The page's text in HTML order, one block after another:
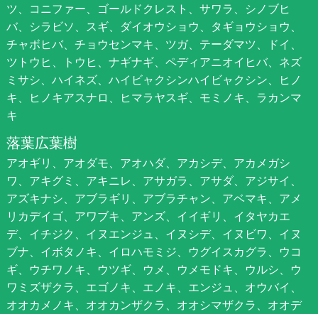
ツ、コニファー、ゴールドクレスト、サワラ、シノブヒ
バ、シラビソ、スギ、ダイオウショウ、タギョウショウ、
チャボヒバ、チョウセンマキ、ツガ、テーダマツ、ドイ、
ツトウヒ、トウヒ、ナギナギ、ペディアニオイヒバ、ネズ
ミサシ、ハイネズ、ハイビャクシンハイビャクシン、ヒノ
キ、ヒノキアスナロ、ヒマラヤスギ、モミノキ、ラカンマ
キ
落葉広葉樹
アオギリ、アオダモ、アオハダ、アカシデ、アカメガシ
ワ、アキグミ、アキニレ、アサガラ、アサダ、アジサイ、
アズキナシ、アブラギリ、アブラチャン、アベマキ、アメ
リカデイゴ、アワブキ、アンズ、イイギリ、イタヤカエ
デ、イチジク、イヌエンジュ、イヌシデ、イヌビワ、イヌ
ブナ、イボタノキ、イロハモミジ、ウグイスカグラ、ウコ
ギ、ウチワノキ、ウツギ、ウメ、ウメモドキ、ウルシ、ウ
ワミズザクラ、エゴノキ、エノキ、エンジュ、オウバイ、
オオカメノキ、オオカンザクラ、オオシマザクラ、オオデ